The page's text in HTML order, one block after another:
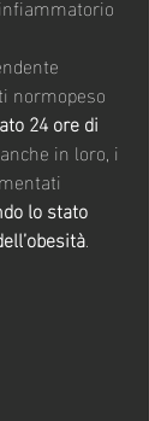
normopeso
24 ore di
in loro, i
lo stato
.